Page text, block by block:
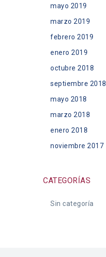
mayo 2019
marzo 2019
febrero 2019
enero 2019
octubre 2018
septiembre 2018
mayo 2018
marzo 2018
enero 2018
noviembre 2017
CATEGORÍAS
Sin categoría